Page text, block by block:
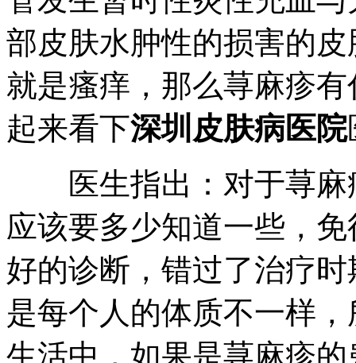
部皮肤水肿性的损害的
就是瘙痒，那么荨麻疹
起来看下深圳皮肤病医院
医生指出：对于荨麻
应该要多少知道一些，
好的诊断，错过了治疗
是每个人的体质不一样
生活中，如果是荨麻疹